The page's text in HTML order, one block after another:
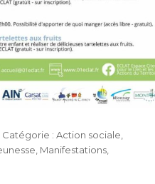
Catégories
Action sociale,
, Manifestations,